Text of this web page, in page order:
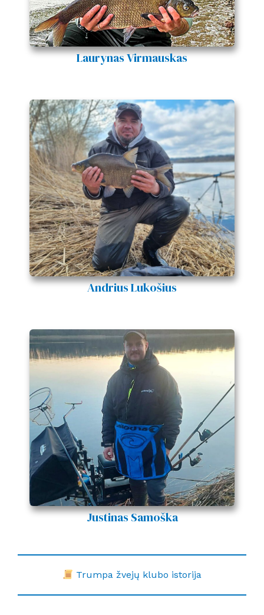
Laurynas Virmauskas
Andrius Lukošius
JustinasSamoška
Trumpa žvejų klubo istorija